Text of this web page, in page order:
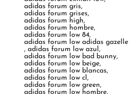
adidas forum gris,
adidas forum grises,
adidas forum high,
adidas forum hombre,
adidas forum low 84,
adidas forum low adidas gazelle
,adidas forum low azul,
adidas forum low bad bunny,
adidas forum low beige,
adidas forum low blancas,
adidas forum low cl,
adidas forum low green,
adidas forum low hombre,